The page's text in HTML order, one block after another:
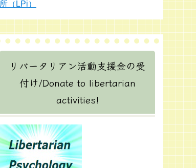
所（LPi）
リバータリアン活動支援金の受
付け/Donate to libertarian
activities!